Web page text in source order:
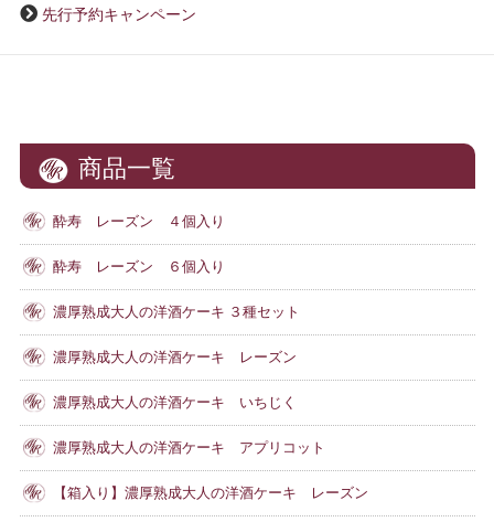
先行予約キャンペーン
商品一覧
酔寿 レーズン ４個入り
酔寿 レーズン ６個入り
濃厚熟成大人の洋酒ケーキ ３種セット
濃厚熟成大人の洋酒ケーキ レーズン
濃厚熟成大人の洋酒ケーキ いちじく
濃厚熟成大人の洋酒ケーキ アプリコット
【箱入り】濃厚熟成大人の洋酒ケーキ レーズン